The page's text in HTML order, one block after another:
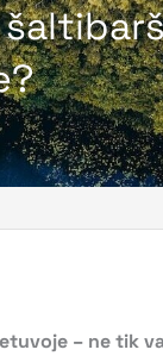
– ne tik